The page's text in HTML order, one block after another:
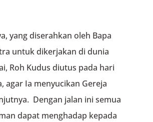
yang diserahkan oleh Bapa
untuk dikerjakan di dunia
Roh Kudus diutus pada hari
agar Ia menyucikan Gereja
Dengan jalan ini semua
dapat menghadap kepada